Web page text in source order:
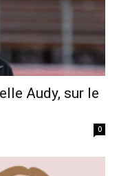
Audy, sur le
0